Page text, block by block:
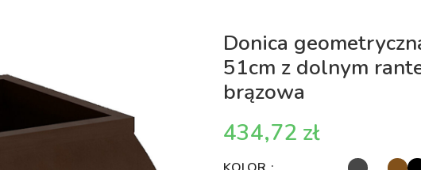
Donica
51cm z dolnym
brązowa
zł